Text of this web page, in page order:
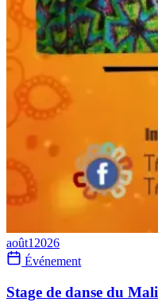
août1 2026
Événement
Stage de danse du Mali